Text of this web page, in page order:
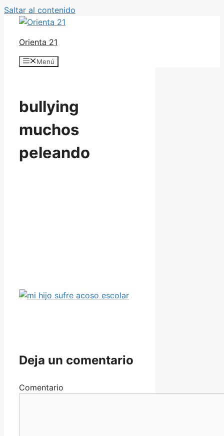
Saltar al contenido
Orienta 21
Menú
bullying
muchos
peleando
Deja un comentario
Comentario